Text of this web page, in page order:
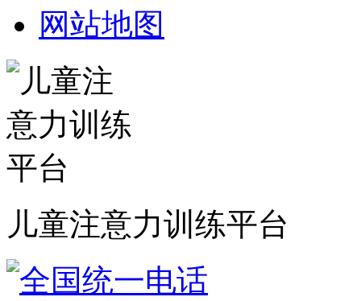
网站地图
儿童注意力训练平台